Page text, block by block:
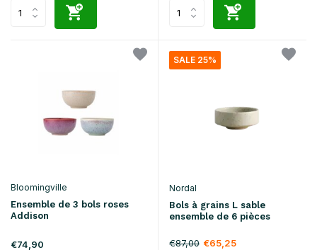
Bloomingville
Ensemble de 3 bols roses
Addison
€74,90
SALE 25%
Nordal
Bols à grains L sable
ensemble de 6 pièces
€87,00 €65,25